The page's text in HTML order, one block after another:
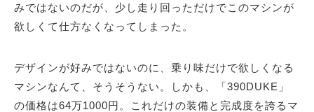
みではないのだが、少し走り回っただけでこのマシンが
欲しくて仕方なくなってしまった。
デザインが好みではないのに、乗り味だけで欲しくなる
マシンなんて、そうそうない。しかも、「390DUKE」
の価格は64万1000円。これだけの装備と完成度を誇るマ